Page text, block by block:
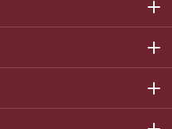
サブメニ
サブメニ
サブメニ